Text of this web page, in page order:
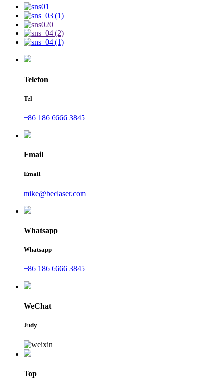
Telefon
Tel
+86 186 6666 3845
Email
Email
mike@beclaser.com
Whatsapp
Whatsapp
+86 186 6666 3845
WeChat
Judy
Top